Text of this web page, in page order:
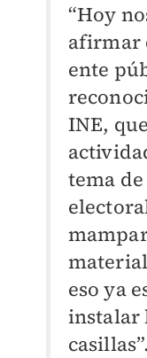
“Hoy
afirmar
ente
INE,
tema
eso ya
instalar
casillas”.